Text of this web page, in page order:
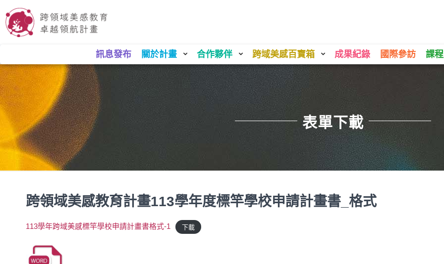
訊息發布 關於計畫 合作夥伴 跨域美感百寶箱 成果紀錄 國際參訪 課
表單下載
跨領域美感教育計畫113學年度標竿學校申請計畫書_格式
113學年跨域美感標竿學校申請計畫書格式-1 下載